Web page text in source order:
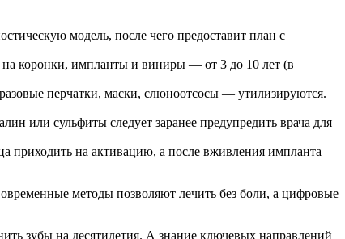
модель, после чего предоставит план с
коронки, импланты и виниры — от 3 до 10 лет (в
перчатки, маски, слюноотсосы — утилизируются.
или сульфиты следует заранее предупредить врача для
приходить на активацию, а после вживления импланта —
методы позволяют лечить без боли, а цифровые
зубы на десятилетия. А знание ключевых направлений